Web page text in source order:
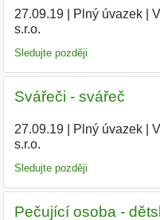
27.09.19| Plný úvazek|
s.r.o.
Sledujte později
Svářeči - svářeč
27.09.19| Plný úvazek|
s.r.o.
Sledujte později
Pečující osoba -